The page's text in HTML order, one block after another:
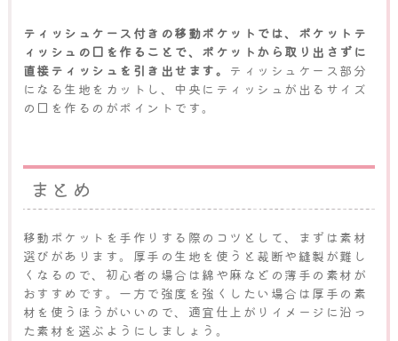
ティッシュケース付きの移動ポケットでは、ポケットテ
ィッシュの口を作ることで、ポケットから取り出さずに
直接ティッシュを引き出せます。 ティッシュケース部分
になる生地をカットし、中央にティッシュが出るサイズ
の口を作るのがポイントです。
まとめ
移動ポケットを手作りする際のコツとして、まずは素材
選びがあります。厚手の生地を使うと裁断や縫製が難し
くなるので、初心者の場合は綿や麻などの薄手の素材が
おすすめです。一方で強度を強くしたい場合は厚手の素
材を使うほうがいいので、適宜仕上がりイメージに沿っ
た素材を選ぶようにしましょう。